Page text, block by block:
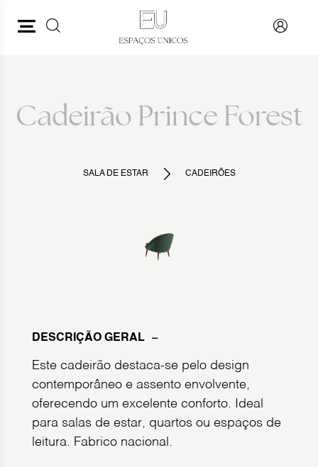
Cadeirão Prince Forest
SALA DE ESTAR CADEIRÕES
DESCRIÇÃO GERAL
Este cadeirão destaca-se pelo design
contemporâneo e assento envolvente,
oferecendo um excelente conforto. Ideal
para salas de estar, quartos ou espaços de
leitura. Fabrico nacional.
PESQUISAR